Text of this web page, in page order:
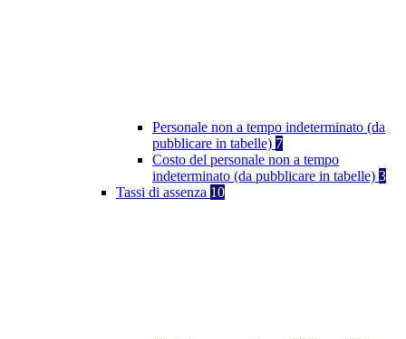
Personale non a tempo indeterminato (da
pubblicare in tabelle) 7
Costo del personale non a tempo
indeterminato (da pubblicare in tabelle) 3
Tassi di assenza 10